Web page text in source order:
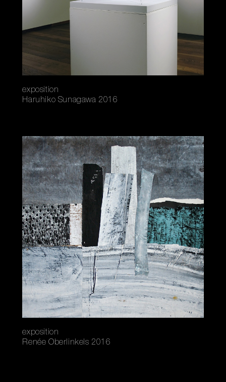
exposition
Haruhiko Sunagawa 2016
exposition
Renée Oberlinkels 2016